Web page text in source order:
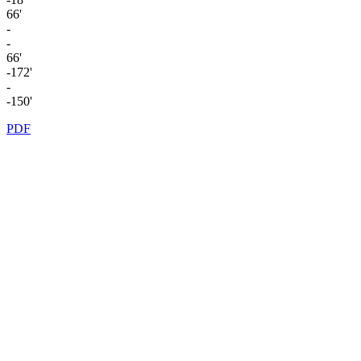
66'
-
-
66'
-172'
-
-150'
PDF